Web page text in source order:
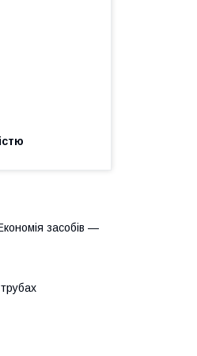
засобів —